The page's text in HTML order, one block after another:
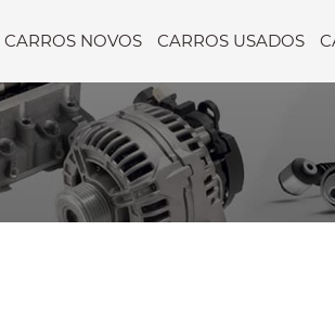
CARROS NOVOS CARROS USADOS